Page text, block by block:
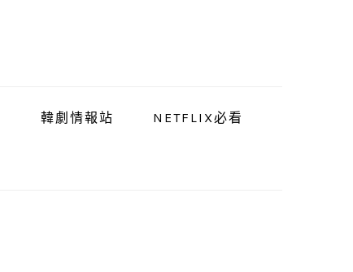
韓劇情報站 NETFLIX必看